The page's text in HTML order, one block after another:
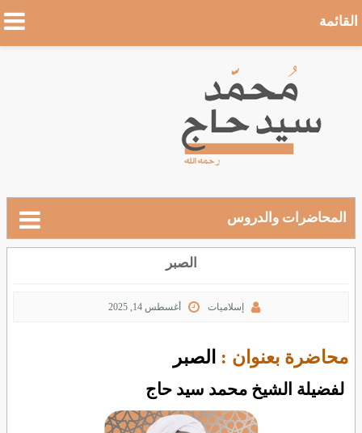
القائمة
المحاضرات والدروس
الصبر
إسلاميات أغسطس 14, 2025
محاضرة بعنوان : الصبر
لفضيلة الشيخ محمد سيد حاج